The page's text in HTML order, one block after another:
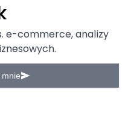
e-commerce, analizy